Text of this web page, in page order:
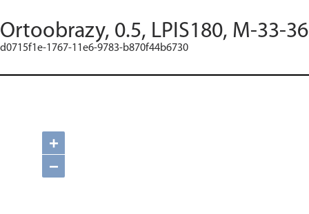
Ortoobrazy, 0.5, LPIS180, M-33-
d0715f1e-1767-11e6-9783-b870f44b6730
+
−